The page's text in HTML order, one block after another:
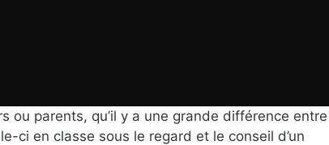
ou parents, qu’il y a une grande différence entre
ci en classe sous le regard et le conseil d’un